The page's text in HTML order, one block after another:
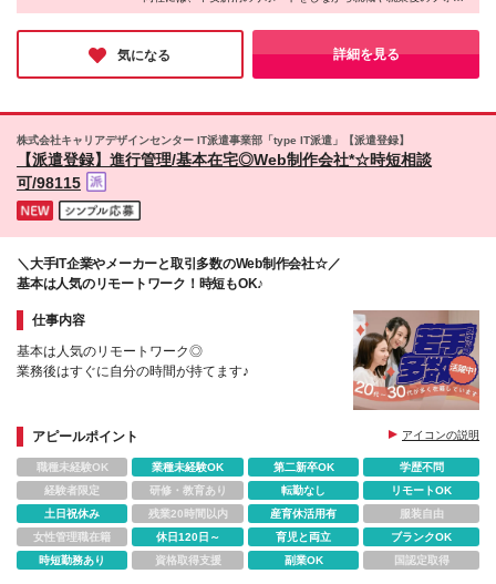
ーを担当するコーディネーターがいるそう。
派遣先には言いにくいような要望から、小さな不安までしっかり
と聞いてくれるスタッフがいると、安心しますよね♪
気になる 詳細を見る
株式会社キャリアデザインセンター IT派遣事業部「type IT派遣」【派遣登録】
【派遣登録】進行管理/基本在宅◎Web制作会社*☆時短相談
可/98115
＼大手IT企業やメーカーと取引多数のWeb制作会社☆／
基本は人気のリモートワーク！時短もOK♪
仕事内容
基本は人気のリモートワーク◎
業務後はすぐに自分の時間が持てます♪
アピールポイント アイコンの説明
職種未経験OK 業種未経験OK 第二新卒OK
学歴不問
経験者限定
研修・教育あり 転勤なし
リモートOK
土日祝休み
残業20時間以内 産育休活用有
服装自由
女性管理職在籍
休日120日～ 育児と両立
ブランクOK
時短勤務あり
資格取得支援 副業OK 国認定取得